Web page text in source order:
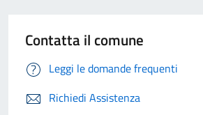
Contatta il comune
Leggi le domande frequenti
Richiedi Assistenza